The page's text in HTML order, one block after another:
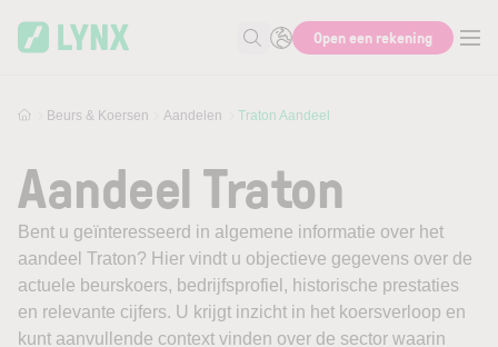
Zoek naar informatie
Open een rekening
Beurs & Koersen Aandelen Traton Aandeel
Aandeel Traton
Bent u geïnteresseerd in algemene informatie over het
aandeel Traton? Hier vindt u objectieve gegevens over de
actuele beurskoers, bedrijfsprofiel, historische prestaties
en relevante cijfers. U krijgt inzicht in het koersverloop en
kunt aanvullende context vinden over de sector waarin